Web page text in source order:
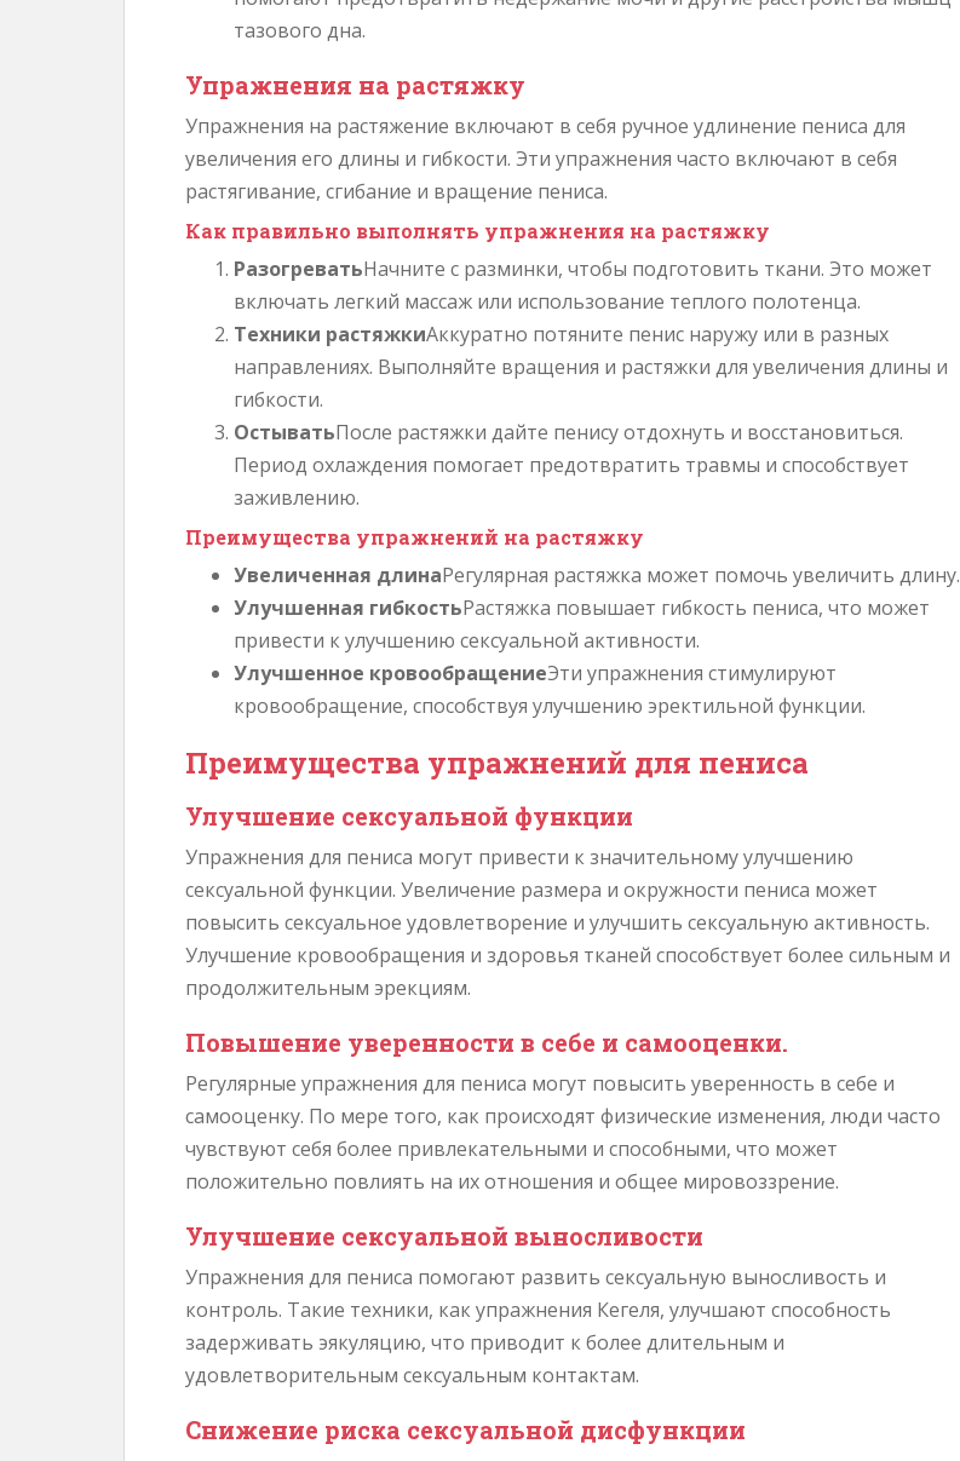
тазового дна.
Упражнения на растяжку
Упражнения на растяжение включают в себя ручное удлинение пениса для
увеличения его длины и гибкости. Эти упражнения часто включают в себя
растягивание, сгибание и вращение пениса.
Как правильно выполнять упражнения на растяжку
РазогреватьНачните с разминки, чтобы подготовить ткани. Это может
включать легкий массаж или использование теплого полотенца.
Техники растяжкиАккуратно потяните пенис наружу или в разных
направлениях. Выполняйте вращения и растяжки для увеличения длины и
гибкости.
ОстыватьПосле растяжки дайте пенису отдохнуть и восстановиться.
Период охлаждения помогает предотвратить травмы и способствует
заживлению.
Преимущества упражнений на растяжку
Увеличенная длинаРегулярная растяжка может помочь увеличить длину.
Улучшенная гибкостьРастяжка повышает гибкость пениса, что может
привести к улучшению сексуальной активности.
Улучшенное кровообращениеЭти упражнения стимулируют
кровообращение, способствуя улучшению эректильной функции.
Преимущества упражнений для пениса
Улучшение сексуальной функции
Упражнения для пениса могут привести к значительному улучшению
сексуальной функции. Увеличение размера и окружности пениса может
повысить сексуальное удовлетворение и улучшить сексуальную активность.
Улучшение кровообращения и здоровья тканей способствует более сильным и
продолжительным эрекциям.
Повышение уверенности в себе и самооценки.
Регулярные упражнения для пениса могут повысить уверенность в себе и
самооценку. По мере того, как происходят физические изменения, люди часто
чувствуют себя более привлекательными и способными, что может
положительно повлиять на их отношения и общее мировоззрение.
Улучшение сексуальной выносливости
Упражнения для пениса помогают развить сексуальную выносливость и
контроль. Такие техники, как упражнения Кегеля, улучшают способность
задерживать эякуляцию, что приводит к более длительным и
удовлетворительным сексуальным контактам.
Снижение риска сексуальной дисфункции